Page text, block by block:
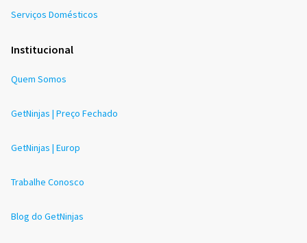
Serviços Domésticos
Institucional
Quem Somos
GetNinjas | Preço Fechado
GetNinjas | Europ
Trabalhe Conosco
Blog do GetNinjas